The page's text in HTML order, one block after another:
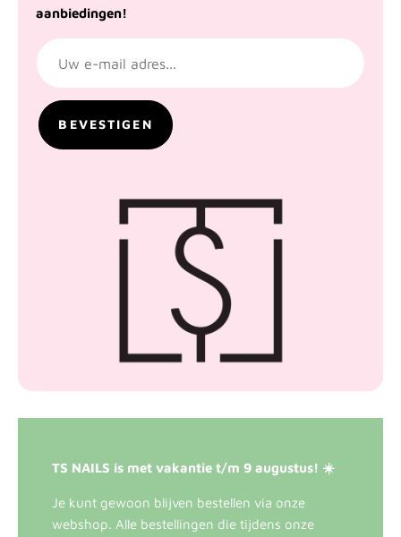
aanbiedingen!
TS NAILS is met vakantie t/m 9 augustus! ☀️
Je kunt gewoon blijven bestellen via onze
webshop. Alle bestellingen die tijdens onze